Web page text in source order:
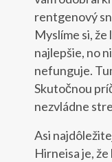
rentgenový
Myslíme si,
najlepšie, no
nefunguje.
Skutočnou
nezvládne
Asi
Hirneisa je,